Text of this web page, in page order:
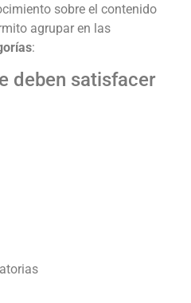
sobre el contenido
agrupar en las
:
deben satisfacer